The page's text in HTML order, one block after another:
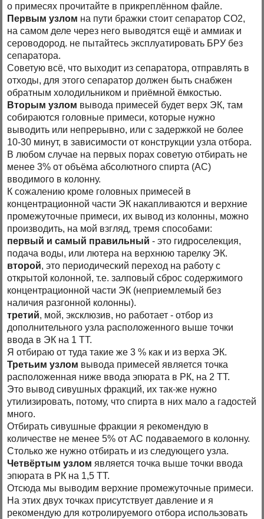
о примесях прочитайте в прикреплённом файле.
Первым узлом на пути бражки стоит сепаратор СО2,
на самом деле через него выводятся ещё и аммиак и
сероводород. не пытайтесь эксплуатировать БРУ без
сепаратора.
Советую всё, что выходит из сепаратора, отправлять в
отходы, для этого сепаратор должен быть снабжен
обратным холодильником и приёмной ёмкостью.
Вторым узлом вывода примесей будет верх ЭК, там
собираются головные примеси, которые нужно
выводить или непрерывно, или с задержкой не более
10-30 минут, в зависимости от конструкции узла отбора.
В любом случае на первых порах советую отбирать не
менее 3% от объёма абсолютного спирта (АС)
вводимого в колонну.
К сожалению кроме головных примесей в
концентрационной части ЭК накапливаются и верхние
промежуточные примеси, их вывод из колонны, можно
производить, на мой взгляд, тремя способами:
первый и самый правильный - это гидроселекция,
подача воды, или лютера на верхнюю тарелку ЭК.
второй, это периодический переход на работу с
открытой колонной, т.е. залповый сброс содержимого
концентрационной части ЭК (неприемлемый без
наличия разгонной колонны).
третий, мой, эксклюзив, но работает - отбор из
дополнительного узла расположенного выше точки
ввода в ЭК на 1 ТТ.
Я отбираю от туда такие же 3 % как и из верха ЭК.
Третьим узлом вывода примесей является точка
расположенная ниже ввода эпюрата в РК, на 2 ТТ.
Это вывод сивушных фракций, их так-же нужно
утилизировать, потому, что спирта в них мало а гадостей
много.
Отбирать сивушные фракции я рекомендую в
количестве не менее 5% от АС подаваемого в колонну.
Столько же нужно отбирать и из следующего узла.
Четвёртым узлом является точка выше точки ввода
эпюрата в РК на 1,5 ТТ.
Отсюда мы выводим верхние промежуточные примеси.
На этих двух точках присутствует давление и я
рекомендую для котролируемого отбора использовать